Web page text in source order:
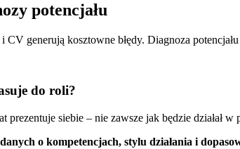
potencjału
generują kosztowne błędy. Diagnoza
do roli?
siebie – nie zawsze jak będzie działał w
o kompetencjach, stylu działania i